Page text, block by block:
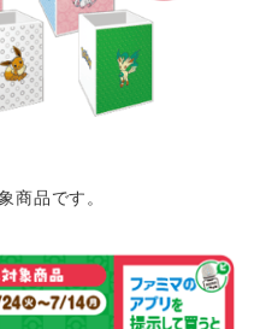
商品です。